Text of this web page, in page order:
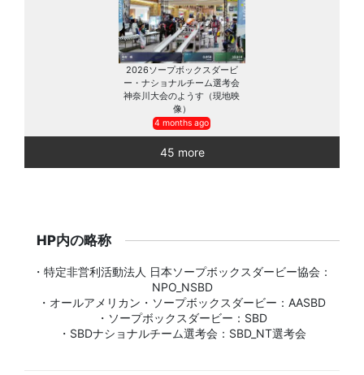
2026ソープボックスダービ
ー・ナショナルチーム選考会
神奈川大会のようす（現地映
像）
4 months ago
45 more
HP内の略称
・特定非営利活動法人 日本ソープボックスダービー協会：
NPO_NSBD
・オールアメリカン・ソープボックスダービー：AASBD
・ソープボックスダービー：SBD
・SBDナショナルチーム選考会：SBD_NT選考会